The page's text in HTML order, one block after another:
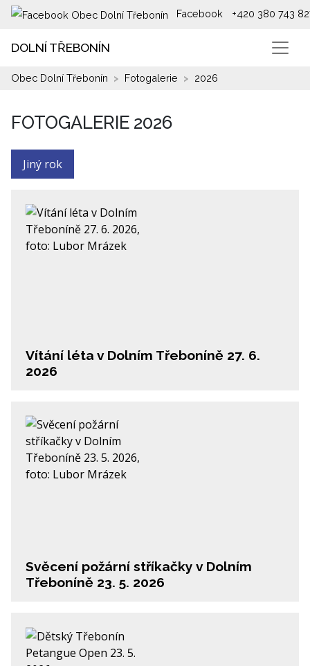
Facebook +420 380 743
DOLNÍ TŘEBONÍN
Obec Dolní Třebonín Fotogalerie 2026
FOTOGALERIE 2026
Jiný rok
Vítání léta v Dolním Třeboníně 27. 6.
2026
Svěcení požární stříkačky v Dolním
Třeboníně 23. 5. 2026